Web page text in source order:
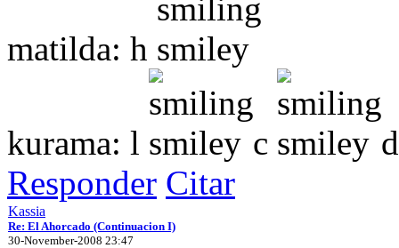
matilda: h
kurama: l c
Responder Citar
Kassia
Re: El Ahorcado (Continuacion I)
30-November-2008 23:47